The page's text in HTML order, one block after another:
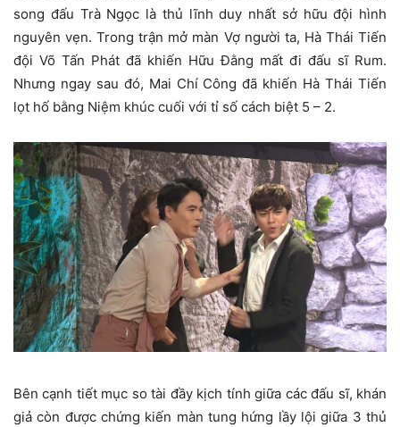
song đấu Trà Ngọc là thủ lĩnh duy nhất sở hữu đội hình
nguyên vẹn. Trong trận mở màn Vợ người ta, Hà Thái Tiến
đội Võ Tấn Phát đã khiến Hữu Đằng mất đi đấu sĩ Rum.
Nhưng ngay sau đó, Mai Chí Công đã khiến Hà Thái Tiến
lọt hố bằng Niệm khúc cuối với tỉ số cách biệt 5 – 2.
Bên cạnh tiết mục so tài đầy kịch tính giữa các đấu sĩ, khán
giả còn được chứng kiến màn tung hứng lầy lội giữa 3 thủ